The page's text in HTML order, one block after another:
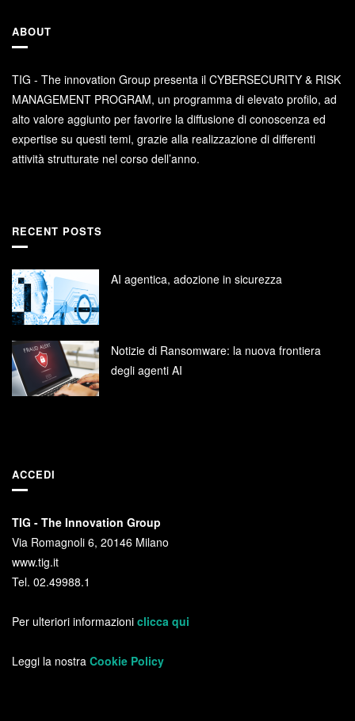
ABOUT
TIG - The innovation Group presenta il CYBERSECURITY & RISK
MANAGEMENT PROGRAM, un programma di elevato profilo, ad
alto valore aggiunto per favorire la diffusione di conoscenza ed
expertise su questi temi, grazie alla realizzazione di differenti
attività strutturate nel corso dell’anno.
RECENT POSTS
AI agentica, adozione in sicurezza
Notizie di Ransomware: la nuova frontiera
degli agenti AI
ACCEDI
TIG - The Innovation Group
Via Romagnoli 6, 20146 Milano
www.tig.it
Tel. 02.49988.1
Per ulteriori informazioni clicca qui
Leggi la nostra Cookie Policy